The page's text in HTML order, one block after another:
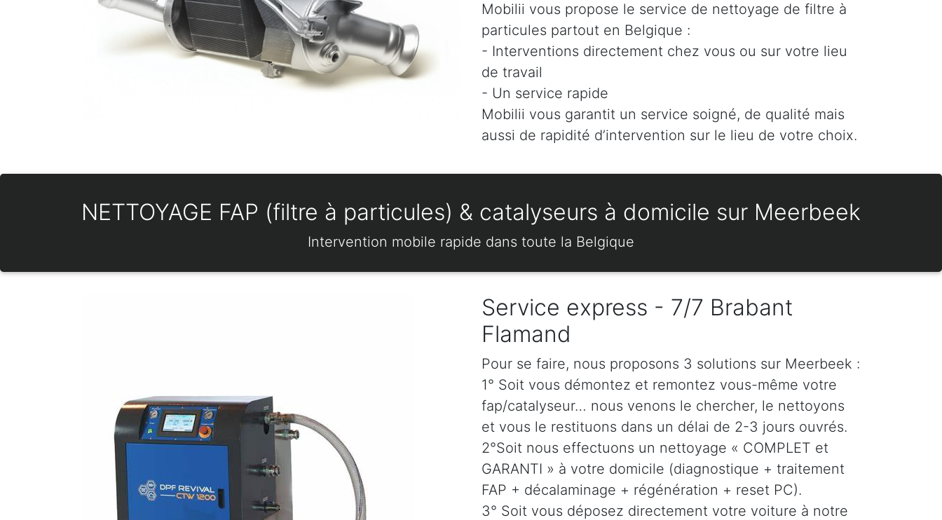
Mobilii vous propose le service de nettoyage de filtre à
particules partout en Belgique :
- Interventions directement chez vous ou sur votre lieu
de travail
- Un service rapide
Mobilii vous garantit un service soigné, de qualité mais
aussi de rapidité d’intervention sur le lieu de votre choix.
NETTOYAGE FAP (filtre à particules) & catalyseurs à domicile sur Meerbeek
Intervention mobile rapide dans toute la Belgique
Service express - 7/7 Brabant
Flamand
Pour se faire, nous proposons 3 solutions sur Meerbeek :
1° Soit vous démontez et remontez vous-même votre
fap/catalyseur… nous venons le chercher, le nettoyons
et vous le restituons dans un délai de 2-3 jours ouvrés.
2°Soit nous effectuons un nettoyage « COMPLET et
GARANTI » à votre domicile (diagnostique + traitement
FAP + décalaminage + régénération + reset PC).
3° Soit vous déposez directement votre voiture à notre